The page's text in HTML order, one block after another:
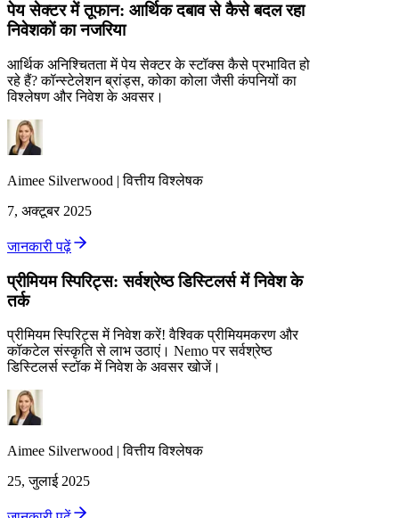
पेय सेक्टर में तूफान: आर्थिक दबाव से कैसे बदल रहा
निवेशकों का नजरिया
आर्थिक अनिश्चितता में पेय सेक्टर के स्टॉक्स कैसे प्रभावित हो
रहे हैं? कॉन्स्टेलेशन ब्रांड्स, कोका कोला जैसी कंपनियों का
विश्लेषण और निवेश के अवसर।
Aimee Silverwood |वित्तीय विश्लेषक
7, अक्टूबर 2025
जानकारी पढ़ें
प्रीमियम स्पिरिट्स: सर्वश्रेष्ठ डिस्टिलर्स में निवेश के
तर्क
प्रीमियम स्पिरिट्स में निवेश करें! वैश्विक प्रीमियमकरण और
कॉकटेल संस्कृति से लाभ उठाएं। Nemo पर सर्वश्रेष्ठ
डिस्टिलर्स स्टॉक में निवेश के अवसर खोजें।
Aimee Silverwood |वित्तीय विश्लेषक
25, जुलाई 2025